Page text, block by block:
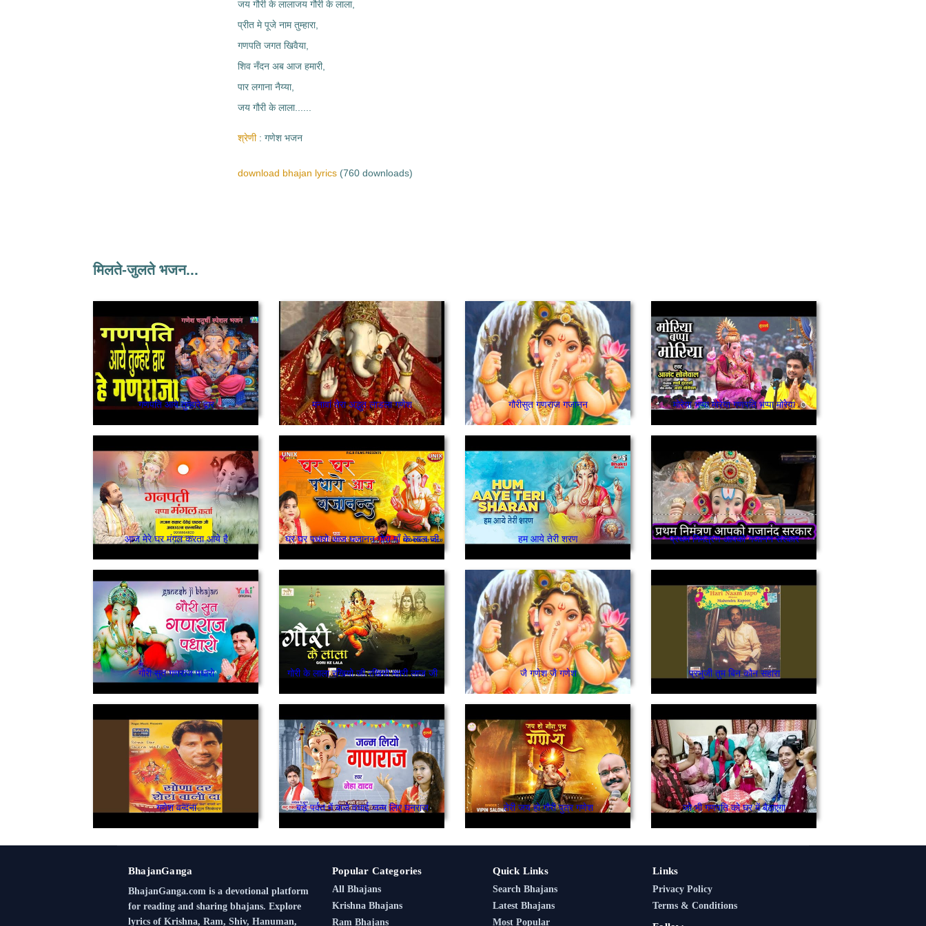
जय गौरी के लालाजय गौरी के लाला,
प्रीत मे पूजे नाम तुम्हारा,
गणपति जगत खिवैया,
शिव नँदन अब आज हमारी,
पार लगाना नैय्या,
जय गौरी के लाला......
श्रेणी गणेश भजन
download bhajan lyrics (760 downloads)
मिलते-जुलते भजन...
गणपति आये तुम्हारे द्वार मनावां तेरा अद्भुत लाडला गणेश गौरीसुत गणराज गजानन मोरेया भप्पा मोरेया गणपति भप्पा मोरेया
आज मेरे घर मंगल करता आये है घर घर पधारो आज घजानन गोरा माँ के लाल जी हम आये तेरी शरण प्रथम निमंत्रण आपको गजानन सरकार
गौरी सुत गणराज पधारो गोरी के लाला रखियो जी रखियो म्हारी लाज जी जै गणेश जै गणेश प्रभुजी तुम बिन कौन सहारा
गणेश वन्दना बड़े पर्वत में बाजे वधाई जन्म लिए घनराज तेरी जय हो गौरी पुत्र गणेश जो भी गणपति को घर में बैठाएगा
BhajanGanga
BhajanGanga.com is a devotional platform
for reading and sharing bhajans. Explore
lyrics of Krishna, Ram, Shiv, Hanuman,
Popular Categories
All Bhajans
Krishna Bhajans
Ram Bhajans
Quick Links
Search Bhajans
Latest Bhajans
Most Popular
Links
Privacy Policy
Terms & Conditions